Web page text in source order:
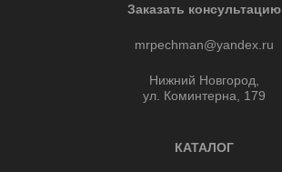
Заказать консультацию
mrpechman@yandex.ru
Нижний Новгород,
ул. Коминтерна, 179
КАТАЛОГ